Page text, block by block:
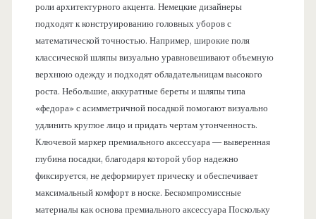
роли архитектурного акцента. Немецкие дизайнеры
подходят к конструированию головных уборов с
математической точностью. Например, широкие поля
классической шляпы визуально уравновешивают объемную
верхнюю одежду и подходят обладательницам высокого
роста. Небольшие, аккуратные береты и шляпы типа
«федора» с асимметричной посадкой помогают визуально
удлинить круглое лицо и придать чертам утонченность.
Ключевой маркер премиального аксессуара — выверенная
глубина посадки, благодаря которой убор надежно
фиксируется, не деформирует прическу и обеспечивает
максимальный комфорт в носке. Бескомпромиссные
материалы как основа премиального аксессуара Поскольку